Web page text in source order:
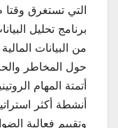
التي تستغرق
برنامج تحليل
من البيانات
حول المخاطر
أتمتة المهام
أنشطة أكثر
وتقييم فعالية